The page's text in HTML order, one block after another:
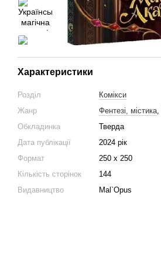
Характеристики
Розділ
Комікси
Жанр
Фентезі, містика,
Обкладинка
Тверда
Дата публікації
2024 рік
Формат
250 х 250
Кількість сторінок
144
Видавництво
Mal`Opus